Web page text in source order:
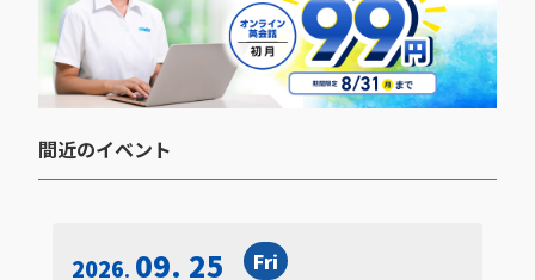
間近のイベント​
2026 09. 25 Fri